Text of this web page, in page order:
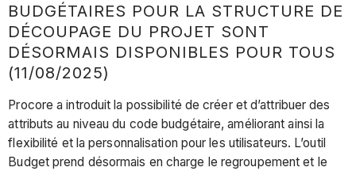
BUDGÉTAIRES POUR LA STRUCTURE DE
DÉCOUPAGE DU PROJET SONT
DÉSORMAIS DISPONIBLES POUR TOUS
(11/08/2025)
Procore a introduit la possibilité de créer et d’attribuer des
attributs au niveau du code budgétaire, améliorant ainsi la
flexibilité et la personnalisation pour les utilisateurs. L’outil
Budget prend désormais en charge le regroupement et le